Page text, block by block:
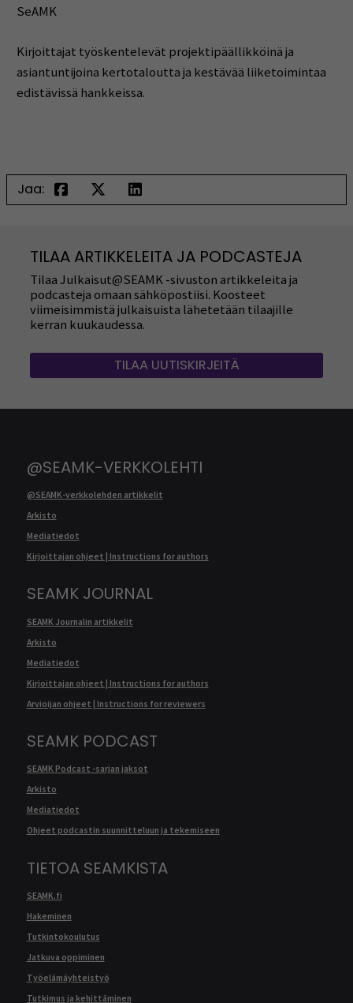
SeAMK
Kirjoittajat työskentelevät projektipäällikköinä ja
asiantuntijoina kertotaloutta ja kestävää liiketoimintaa
edistävissä hankkeissa.
Jaa:
TILAA ARTIKKELEITA JA PODCASTEJA
Tilaa Julkaisut@SEAMK -sivuston artikkeleita ja
podcasteja omaan sähköpostiisi. Koosteet
viimeisimmistä julkaisuista lähetetään tilaajille
kerran kuukaudessa.
TILAA UUTISKIRJEITÄ
@SEAMK-VERKKOLEHTI
@SEAMK-verkkolehden artikkelit
Arkisto
Mediatiedot
Kirjoittajan ohjeet | Instructions for authors
SEAMK JOURNAL
SEAMK Journalin artikkelit
Arkisto
Mediatiedot
Kirjoittajan ohjeet | Instructions for authors
Arvioijan ohjeet | Instructions for reviewers
SEAMK PODCAST
SEAMK Podcast -sarjan jaksot
Arkisto
Mediatiedot
Ohjeet podcastin suunnitteluun ja tekemiseen
TIETOA SEAMKISTA
SEAMK.fi
Hakeminen
Tutkintokoulutus
Jatkuva oppiminen
Työelämäyhteistyö
Tutkimus ja kehittäminen